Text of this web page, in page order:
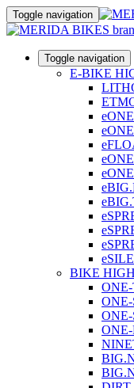
Toggle navigation
Toggle navigation
E-BIKE
BIKE